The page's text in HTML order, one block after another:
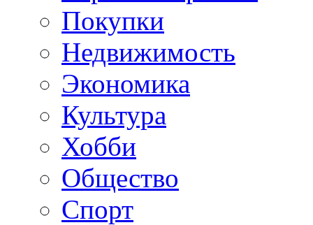
Покупки
Недвижимость
Экономика
Культура
Хобби
Общество
Спорт